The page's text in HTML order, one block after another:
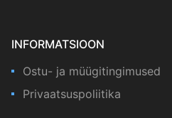
INFORMATSIOON
Ostu- ja müügitingimused
Privaatsuspoliitika